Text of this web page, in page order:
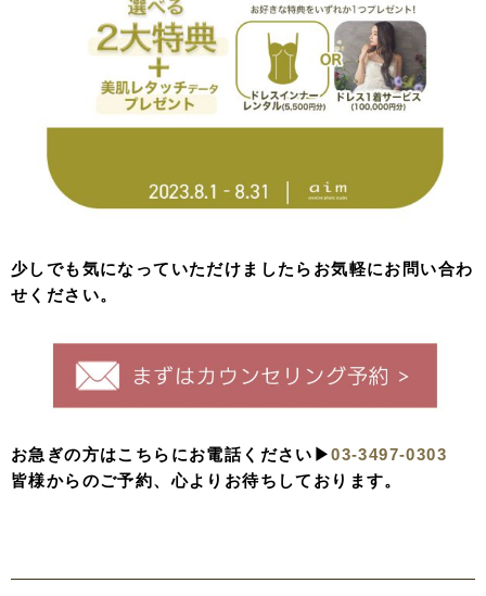
少しでも気になっていただけましたらお気軽にお問い合わ
せください。
お急ぎの方はこちらにお電話ください▶︎03-3497-0303
皆様からのご予約、心よりお待ちしております。